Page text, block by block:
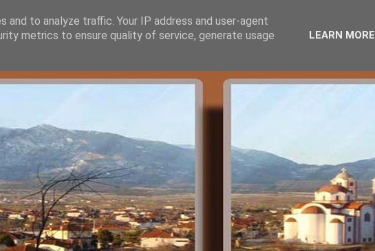
to analyze traffic. Your IP address and user-agent
metrics to ensure quality of service, generate usage
LEARN MORE